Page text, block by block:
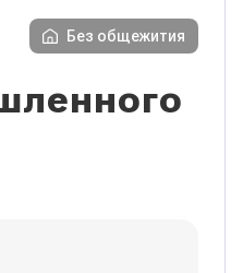
Без общежития